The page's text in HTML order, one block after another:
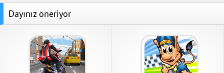
Dayınız öneriyor